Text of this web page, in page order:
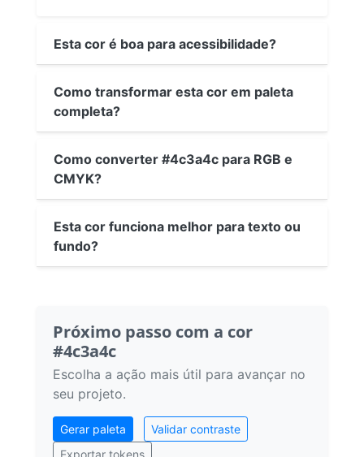
Esta cor é boa para acessibilidade?
Como transformar esta cor em paleta
completa?
Como converter #4c3a4c para RGB e
CMYK?
Esta cor funciona melhor para texto ou
fundo?
Próximo passo com a cor
#4c3a4c
Escolha a ação mais útil para avançar no
seu projeto.
Gerar paleta
Validar contraste
Exportar tokens